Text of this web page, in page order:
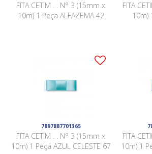
FITA CETIM . . N° 3 (15mm x
10m) 1 Peça ALFAZEMA 42
FITA
10m)
7897887701365
FITA CETIM . . N° 3 (15mm x
10m) 1 Peça AZUL CELESTE 67
FITA
10m) 1